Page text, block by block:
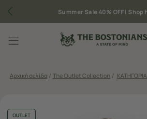
Summer Sale 40% OFF |Shop here
Αρχική σελίδα / The Outlet Collection / ΚΑΤΗΓΟΡΙΑ
OUTLET